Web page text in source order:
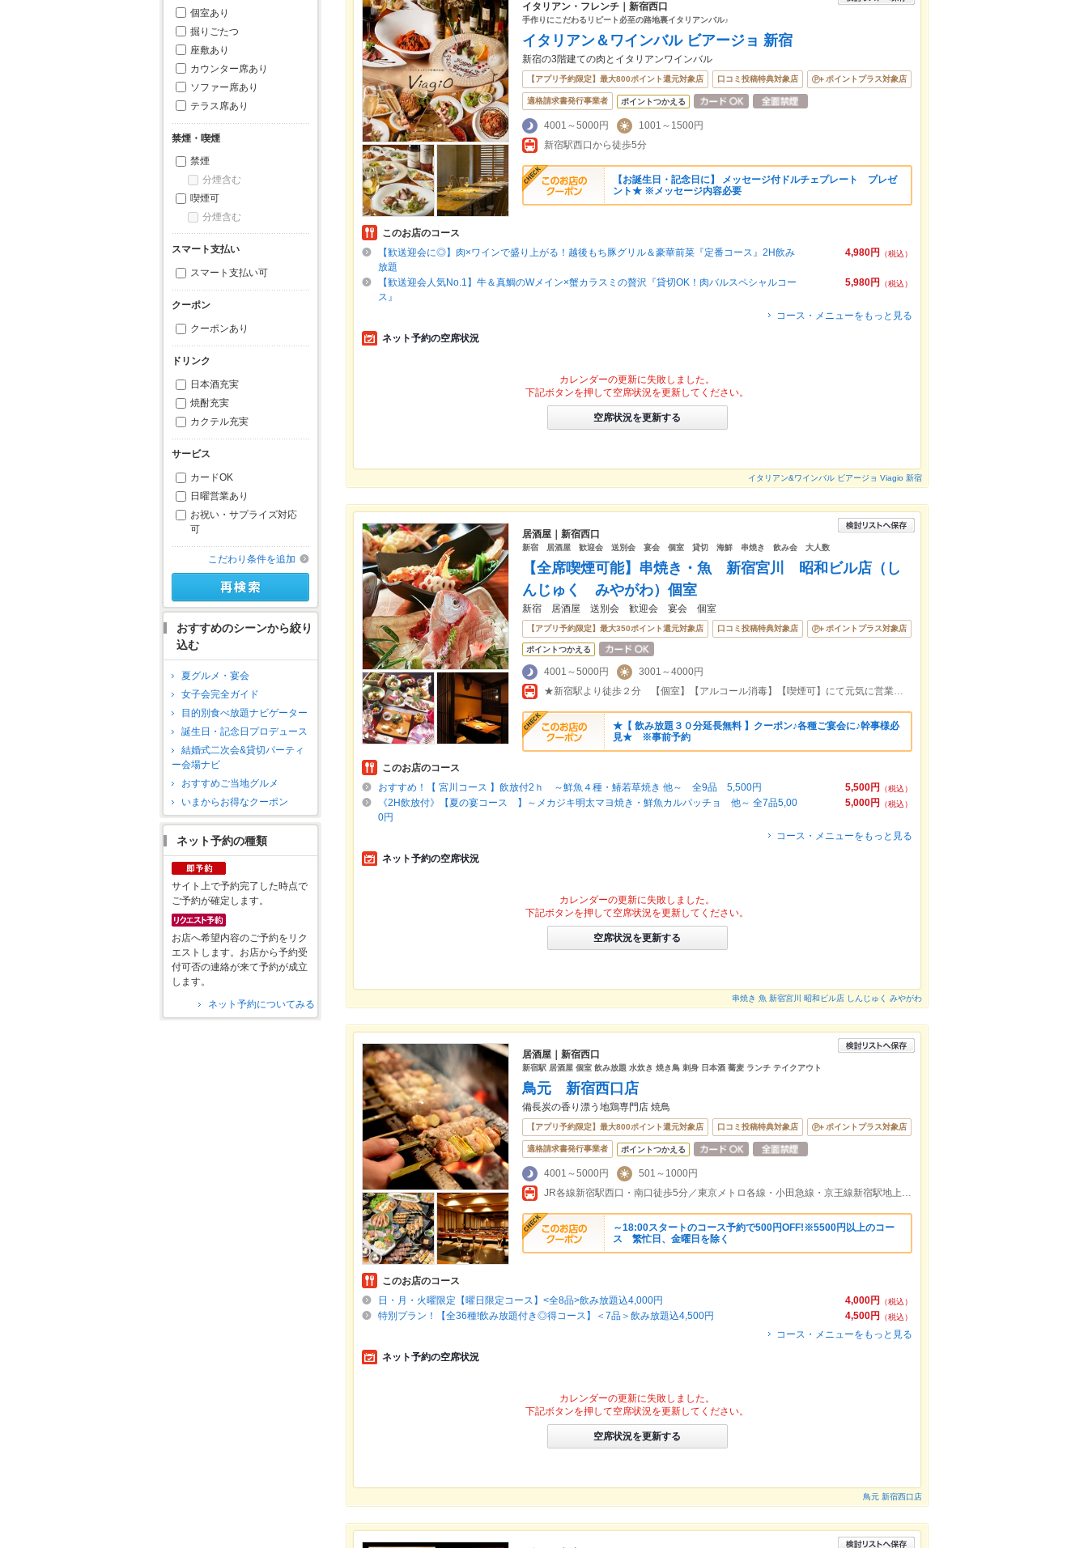
個室あり
掘りごたつ
座敷あり
カウンター席あり
ソファー席あり
テラス席あり
禁煙・喫煙
禁煙
分煙含む
喫煙可
分煙含む
スマート支払い
スマート支払い可
クーポン
クーポンあり
ドリンク
日本酒充実
焼酎充実
カクテル充実
サービス
カードOK
日曜営業あり
お祝い・サプライズ対応
可
こだわり条件を追加
おすすめのシーンから絞り
込む
夏グルメ・宴会
女子会完全ガイド
目的別食べ放題ナビゲーター
誕生日・記念日プロデュース
結婚式二次会&貸切パーティ
ー会場ナビ
おすすめご当地グルメ
いまからお得なクーポン
ネット予約の種類
サイト上で予約完了した時点で
ご予約が確定します。
お店へ希望内容のご予約をリク
エストします。お店から予約受
付可否の連絡が来て予約が成立
します。
ネット予約についてみる
イタリアン・フレンチ｜新宿西口
手作りにこだわるリピート必至の路地裏イタリアンバル♪
イタリアン＆ワインバル ビアージョ 新宿
新宿の3階建ての肉とイタリアンワインバル
【アプリ予約限定】最大800ポイント還元対象店 口コミ投稿特典対象店 ポイントプラス対象店
適格請求書発行事業者 ポイントつかえる
4001～5000円
1001～1500円
新宿駅西口から徒歩5分
【お誕生日・記念日に】 メッセージ付ドルチェプレート プレゼ
ント★ ※メッセージ内容必要
このお店のコース
4,980円
（税込）
【歓送迎会に◎】肉×ワインで盛り上がる！越後もち豚グリル＆豪華前菜『定番コース』2H飲み
放題
5,980円
（税込）
【歓送迎会人気No.1】牛＆真鯛のWメイン×蟹カラスミの贅沢『貸切OK！肉バルスペシャルコー
ス』
コース・メニューをもっと見る
ネット予約の空席状況
カレンダーの更新に失敗しました。
下記ボタンを押して空席状況を更新してください。
空席状況を更新する
イタリアン&ワインバル ビアージョ Viagio 新宿
居酒屋｜新宿西口
新宿 居酒屋 歓迎会 送別会 宴会 個室 貸切 海鮮 串焼き 飲み会 大人数
【全席喫煙可能】串焼き・魚 新宿宮川 昭和ビル店（し
んじゅく みやがわ）個室
新宿 居酒屋 送別会 歓迎会 宴会 個室
【アプリ予約限定】最大350ポイント還元対象店 口コミ投稿特典対象店 ポイントプラス対象店
ポイントつかえる
4001～5000円
3001～4000円
★新宿駅より徒歩２分 【個室】【アルコール消毒】【喫煙可】にて元気に営業中です。
★【 飲み放題３０分延長無料 】クーポン♪各種ご宴会に♪幹事様必
見★ ※事前予約
このお店のコース
5,500円
（税込）
おすすめ！【 宮川コース 】飲放付2ｈ ～鮮魚４種・鰆若草焼き 他～ 全9品 5,500円
5,000円
（税込）
《2H飲放付》【夏の宴コース 】～メカジキ明太マヨ焼き・鮮魚カルパッチョ 他～ 全7品5,00
0円
コース・メニューをもっと見る
ネット予約の空席状況
カレンダーの更新に失敗しました。
下記ボタンを押して空席状況を更新してください。
空席状況を更新する
串焼き 魚 新宿宮川 昭和ビル店 しんじゅく みやがわ
居酒屋｜新宿西口
新宿駅 居酒屋 個室 飲み放題 水炊き 焼き鳥 刺身 日本酒 蕎麦 ランチ テイクアウト
鳥元 新宿西口店
備長炭の香り漂う地鶏専門店 焼鳥
【アプリ予約限定】最大800ポイント還元対象店 口コミ投稿特典対象店 ポイントプラス対象店
適格請求書発行事業者 ポイントつかえる
4001～5000円
501～1000円
JR各線新宿駅西口・南口徒歩5分／東京メトロ各線・小田急線・京王線新宿駅地上徒歩5分
～18:00スタートのコース予約で500円OFF!※5500円以上のコー
ス 繁忙日、金曜日を除く
このお店のコース
4,000円
（税込）
日・月・火曜限定【曜日限定コース】<全8品>飲み放題込4,000円
4,500円
（税込）
特別プラン！【全36種!飲み放題付き◎得コース】＜7品＞飲み放題込4,500円
コース・メニューをもっと見る
ネット予約の空席状況
カレンダーの更新に失敗しました。
下記ボタンを押して空席状況を更新してください。
空席状況を更新する
鳥元 新宿西口店